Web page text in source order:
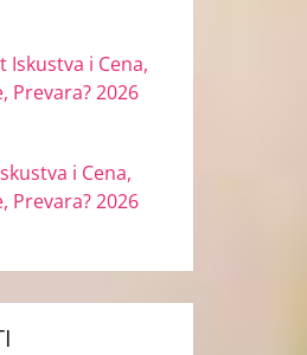
Iskustva i Cena,
Prevara? 2026
i Cena,
Prevara? 2026